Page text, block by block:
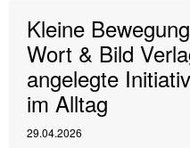
Kleine
Wort & Bild
angelegte
im Alltag
29.04.2026